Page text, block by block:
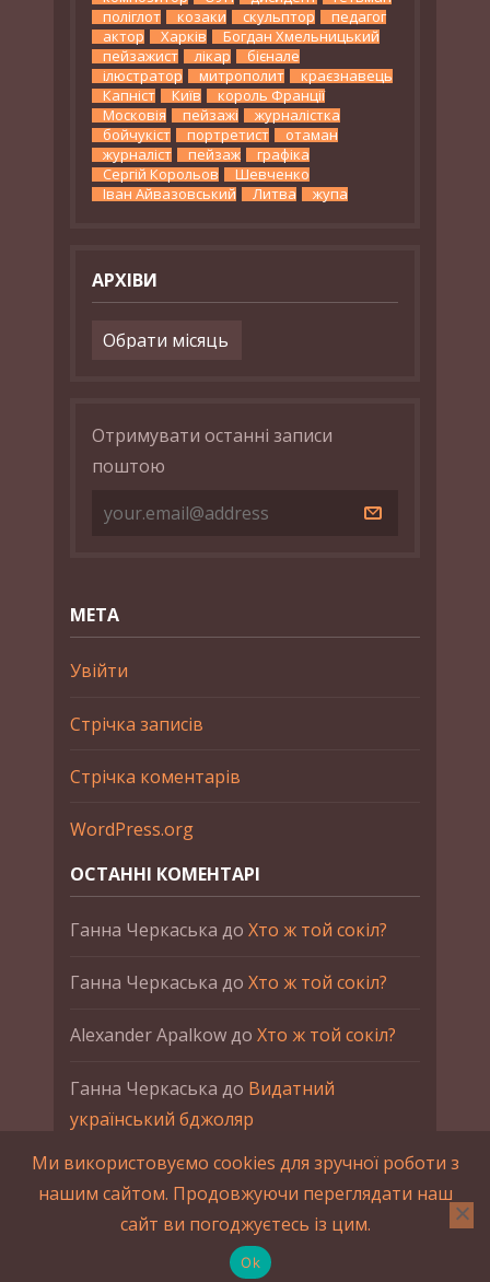
поліглот
козаки скульптор
педагог
актор
Харків
Богдан Хмельницький
пейзажист
лікар
бієнале
ілюстратор
митрополит
краєзнавець
Капніст
Київ
король Франції
Московія
пейзажі
журналістка
бойчукіст
портретист
отаман
журналіст
пейзаж
графіка
Сергій Корольов
Шевченко
Іван Айвазовський
Литва жупа
АРХІВИ
Архіви
Отримувати останні записи
поштою
МЕТА
Увійти
Стрічка записів
Стрічка коментарів
WordPress.org
ОСТАННІ КОМЕНТАРІ
Ганна Черкаська до Хто ж той сокіл?
Ганна Черкаська до Хто ж той сокіл?
Alexander Apalkowдо Хто ж той сокіл?
Ганна Черкаська до Видатний
український бджоляр
Ганна ЧеркаськадоПетро Франко
2015-2023 © UAHistory Всі права застережено.
При використанні матеріалів сайта обов'язкове
зворотнє посилання.
Ми використовуємо cookies для зручної роботи з
нашим сайтом. Продовжуючи переглядати наш
сайт ви погоджуєтесь із цим.
Ok